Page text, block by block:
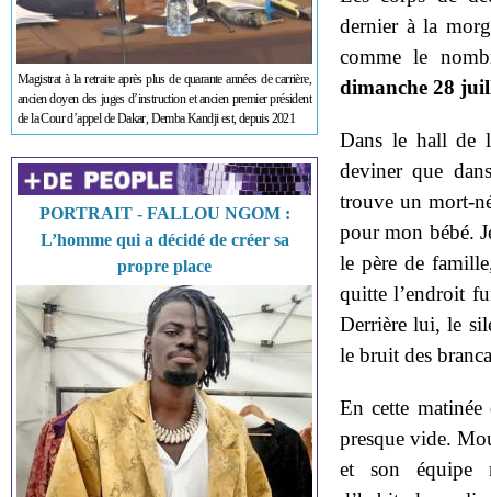
Magistrat à la retraite après plus de quarante années de carrière,
ancien doyen des juges d’instruction et ancien premier président
de la Cour d’appel de Dakar, Demba Kandji est, depuis 2021
PORTRAIT - FALLOU NGOM :
L’homme qui a décidé de créer sa
propre place
dernier à la
comme le
dimanche 28
Dans le hall de
deviner que
trouve un mort-
pour mon bébé.
le père de
quitte l’endroit
Derrière lui, le
le bruit des
En cette
presque vide.
et son équipe